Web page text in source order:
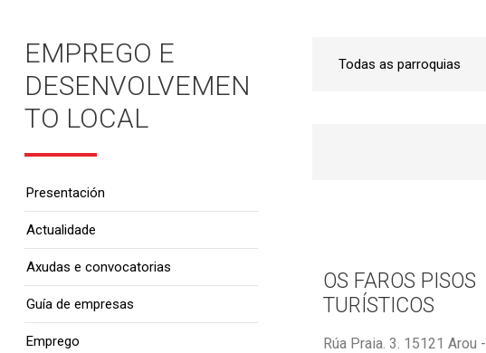
OS FAROS PISOS
TURÍSTICOS
Rúa Praia. 3. 15121 Arou -
EMPREGO E
DESENVOLVEMEN
TO LOCAL
Presentación
Actualidade
Axudas e convocatorias
Guía de empresas
Emprego